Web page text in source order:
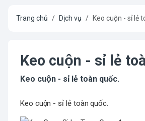
Trang chủ Dịch vụ Keo cuộn - sỉ lẻ
Keo cuộn - sỉ lẻ
Keo cuộn - sỉ lẻ toàn quốc.
Keo cuộn - sỉ lẻ toàn quốc.